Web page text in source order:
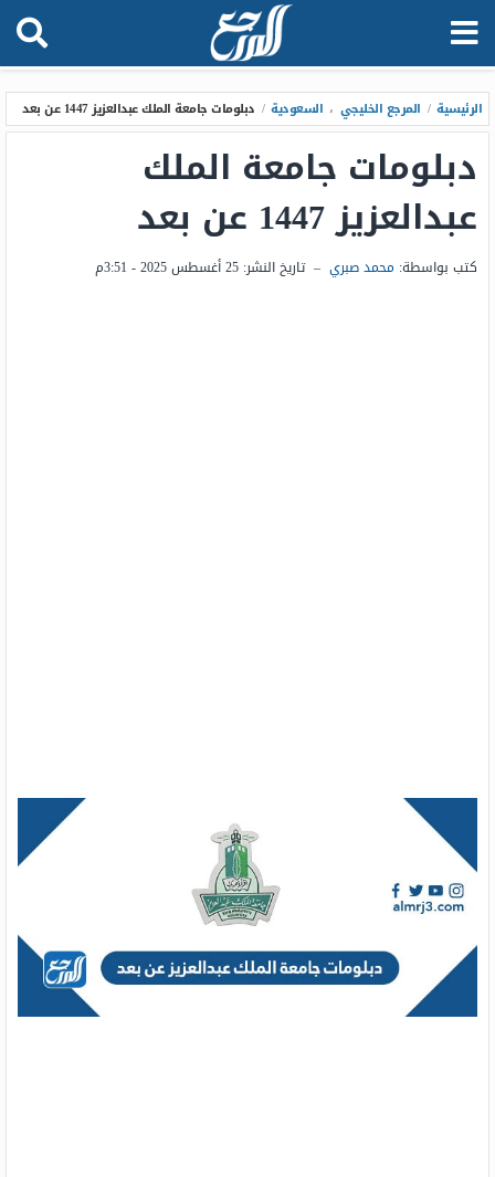
الرئيسية / المرجع الخليجي ، السعودية / دبلومات جامعة الملك عبدالعزيز 1447 عن بعد
دبلومات جامعة الملك
عبدالعزيز 1447 عن بعد
كتب بواسطة: محمد صبري – تاريخ النشر: 25 أغسطس 2025 - 3:51م